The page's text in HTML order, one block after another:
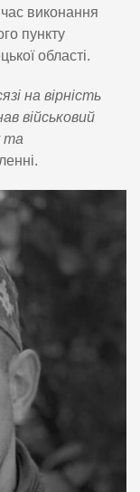
виконання
пункту
області.
на вірність
військовий
та